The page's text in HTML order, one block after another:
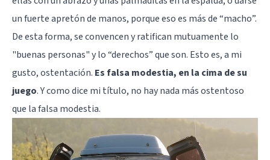
un fuerte apretón de manos, porque eso es más de “macho”.
De esta forma, se convencen y ratifican mutuamente lo
"buenas personas" y lo “derechos” que son. Esto es, a mi
gusto, ostentación. Es falsa modestia, en la cima de su
juego. Y como dice mi título, no hay nada más ostentoso
que la falsa modestia.